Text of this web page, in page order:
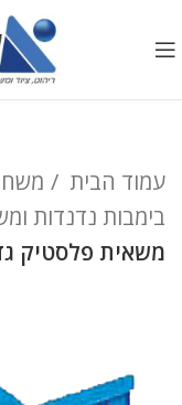
עמוד הבית
בימבות נדנדות
משאית פלסטיק גדולה